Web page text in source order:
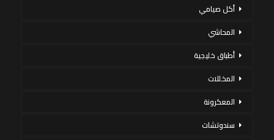
أكل صيامي
المحاشي
أطباق خليجية
المخللات
المعكرونة
سندوتشات